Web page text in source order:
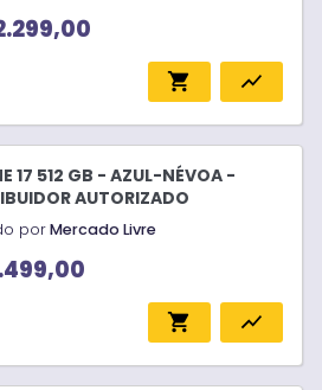
shopping_cart show_chart
17 512 GB - AZUL-NÉVOA -
AUTORIZADO
porMercado Livre
shopping_cart show_chart